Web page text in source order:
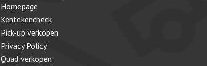
Homepage
Kentekencheck
Pick-up verkopen
Privacy Policy
Quad verkopen